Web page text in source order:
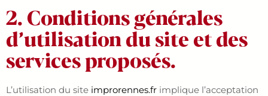
2. Conditions générales
d’utilisation du site et des
services proposés.
L’utilisation du site improrennes.fr implique l’acceptation